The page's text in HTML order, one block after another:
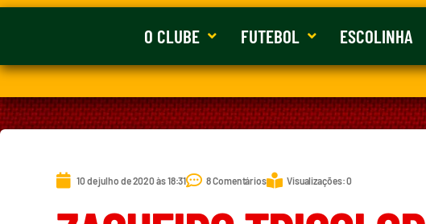
O CLUBE FUTEBOL ESCOLINHA
10 de julho de 2020 às 18:31 8 Comentários Visualizações: 0